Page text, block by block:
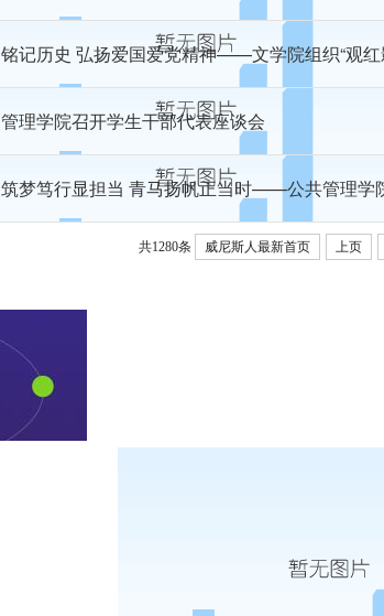
铭记历史 弘扬爱国爱党精神——文学院组织“观红
管理学院召开学生干部代表座谈会
筑梦笃行显担当 青马扬帆正当时——公共管理学
共1280条 威尼斯人最新首页 上页